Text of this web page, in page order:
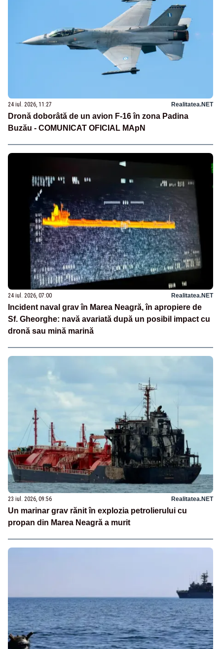
24 iul. 2026, 11:27 Realitatea.NET
Dronă doborâtă de un avion F‑16 în zona Padina
Buzău - COMUNICAT OFICIAL MApN
24 iul. 2026, 07:00 Realitatea.NET
Incident naval grav în Marea Neagră, în apropiere de
Sf. Gheorghe: navă avariată după un posibil impact cu
dronă sau mină marină
23 iul. 2026, 09:56 Realitatea.NET
Un marinar grav rănit în explozia petrolierului cu
propan din Marea Neagră a murit